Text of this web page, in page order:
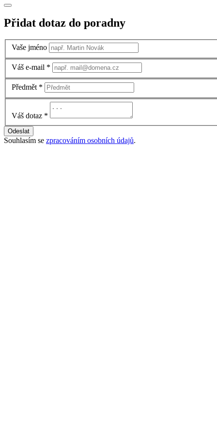
Přidat dotaz do poradny
Vaše jméno
Váš e-mail *
Předmět *
Váš dotaz *
Odeslat
Souhlasím se zpracováním osobních údajů.